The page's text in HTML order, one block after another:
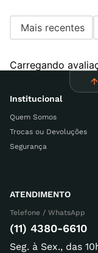
Mais recentes
Carregando
Institucional
Quem Somos
Trocas ou Devoluções
Segurança
ATENDIMENTO
Telefone / WhatsApp
(11) 4380-6610
Seg. à Sex., das